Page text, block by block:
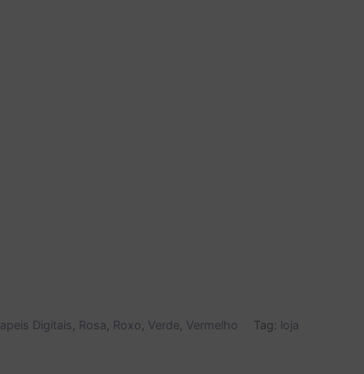
Digitais Rosa Roxo Verde Vermelho Tag: loja